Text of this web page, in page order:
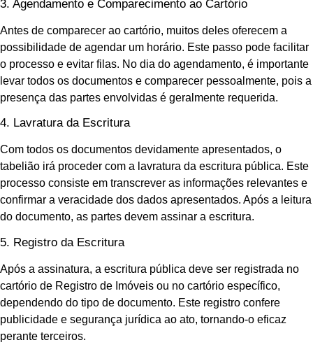
3. Agendamento e Comparecimento ao Cartório
Antes de comparecer ao cartório, muitos deles oferecem a
possibilidade de agendar um horário. Este passo pode facilitar
o processo e evitar filas. No dia do agendamento, é importante
levar todos os documentos e comparecer pessoalmente, pois a
presença das partes envolvidas é geralmente requerida.
4. Lavratura da Escritura
Com todos os documentos devidamente apresentados, o
tabelião irá proceder com a lavratura da escritura pública. Este
processo consiste em transcrever as informações relevantes e
confirmar a veracidade dos dados apresentados. Após a leitura
do documento, as partes devem assinar a escritura.
5. Registro da Escritura
Após a assinatura, a escritura pública deve ser registrada no
cartório de Registro de Imóveis ou no cartório específico,
dependendo do tipo de documento. Este registro confere
publicidade e segurança jurídica ao ato, tornando-o eficaz
perante terceiros.